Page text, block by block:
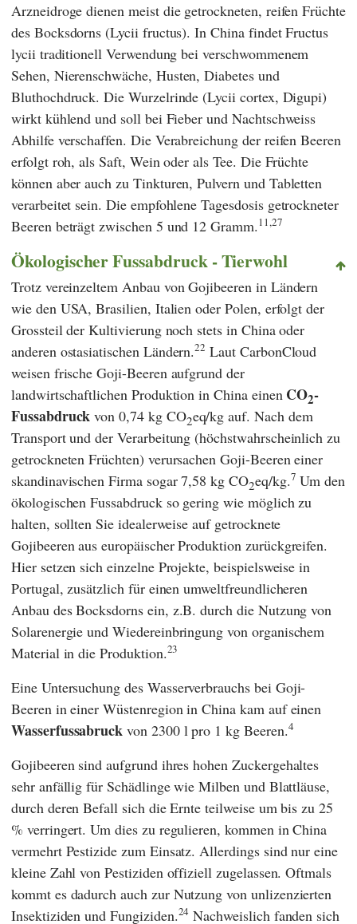
Arzneidroge dienen meist die getrockneten, reifen Früchte
des Bocksdorns (Lycii fructus). In China findet Fructus
lycii traditionell Verwendung bei verschwommenem
Sehen, Nierenschwäche, Husten, Diabetes und
Bluthochdruck. Die Wurzelrinde (Lycii cortex, Digupi)
wirkt kühlend und soll bei Fieber und Nachtschweiss
Abhilfe verschaffen. Die Verabreichung der reifen Beeren
erfolgt roh, als Saft, Wein oder als Tee. Die Früchte
können aber auch zu Tinkturen, Pulvern und Tabletten
verarbeitet sein. Die empfohlene Tagesdosis getrockneter
Beeren beträgt zwischen 5 und 12 Gramm.11,27
Ökologischer Fussabdruck - Tierwohl
Trotz vereinzeltem Anbau von Gojibeeren in Ländern
wie den USA, Brasilien, Italien oder Polen, erfolgt der
Grossteil der Kultivierung noch stets in China oder
anderen ostasiatischen Ländern.22 Laut CarbonCloud
weisen frische Goji-Beeren aufgrund der
landwirtschaftlichen Produktion in China einen CO2-
Fussabdruck von 0,74 kg CO2eq/kg auf. Nach dem
Transport und der Verarbeitung (höchstwahrscheinlich zu
getrockneten Früchten) verursachen Goji-Beeren einer
skandinavischen Firma sogar 7,58 kg CO2eq/kg.7 Um den
ökologischen Fussabdruck so gering wie möglich zu
halten, sollten Sie idealerweise auf getrocknete
Gojibeeren aus europäischer Produktion zurückgreifen.
Hier setzen sich einzelne Projekte, beispielsweise in
Portugal, zusätzlich für einen umweltfreundlicheren
Anbau des Bocksdorns ein, z.B. durch die Nutzung von
Solarenergie und Wiedereinbringung von organischem
Material in die Produktion.23
Eine Untersuchung des Wasserverbrauchs bei Goji-
Beeren in einer Wüstenregion in China kam auf einen
Wasserfussabruckvon 2300 l pro 1 kg Beeren.4
Gojibeeren sind aufgrund ihres hohen Zuckergehaltes
sehr anfällig für Schädlinge wie Milben und Blattläuse,
durch deren Befall sich die Ernte teilweise um bis zu 25
% verringert. Um dies zu regulieren, kommen in China
vermehrt Pestizide zum Einsatz. Allerdings sind nur eine
kleine Zahl von Pestiziden offiziell zugelassen. Oftmals
kommt es dadurch auch zur Nutzung von unlizenzierten
Insektiziden und Fungiziden.24 Nachweislich fanden sich